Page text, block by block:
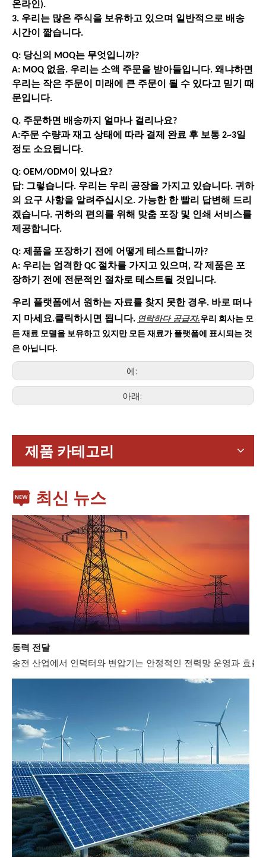
온라인).
3. 우리는 많은 주식을 보유하고 있으며 일반적으로 배송
시간이 짧습니다.
Q: 당신의 MOQ는 무엇입니까?
A: MOQ 없음. 우리는 소액 주문을 받아들입니다. 왜냐하면
우리는 작은 주문이 미래에 큰 주문이 될 수 있다고 믿기 때
문입니다.
Q. 주문하면 배송까지 얼마나 걸리나요?
A:주문 수량과 재고 상태에 따라 결제 완료 후 보통 2~3일
정도 소요됩니다.
Q: OEM/ODM이 있나요?
답: 그렇습니다. 우리는 우리 공장을 가지고 있습니다. 귀하
의 요구 사항을 알려주십시오. 가능한 한 빨리 답변해 드리
겠습니다. 귀하의 편의를 위해 맞춤 포장 및 인쇄 서비스를
제공합니다.
Q: 제품을 포장하기 전에 어떻게 테스트합니까?
A: 우리는 엄격한 QC 절차를 가지고 있으며, 각 제품은 포
장하기 전에 전문적인 절차로 테스트될 것입니다.
우리 플랫폼에서 원하는 자료를 찾지 못한 경우. 바로 떠나
지 마세요.클릭하시면 됩니다. 연락하다 공급자.우리 회사는 모
든 재료 모델을 보유하고 있지만 모든 재료가 플랫폼에 표시되는 것
은 아닙니다.
에:
아래:
제품 카테고리
최신 뉴스
스마트폰, 태블릿, 웨어러블 기기 등 가전제품이 확산되면서 소
송전 산업에서 인덕터와 변압기는 안정적인 전력망 운영과 효